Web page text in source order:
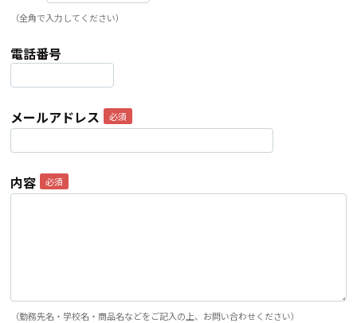
（全角で入力してください）
電話番号
メールアドレス
内容
（勤務先名・学校名・商品名などをご記入の上、お問い合わせください）